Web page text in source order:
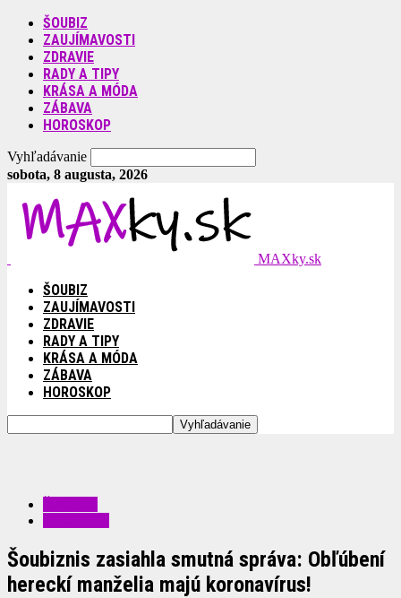
ŠOUBIZ
ZAUJÍMAVOSTI
ZDRAVIE
RADY A TIPY
KRÁSA A MÓDA
ZÁBAVA
HOROSKOP
Vyhľadávanie
sobota, 8 augusta, 2026
MAXky.sk
ŠOUBIZ
ZAUJÍMAVOSTI
ZDRAVIE
RADY A TIPY
KRÁSA A MÓDA
ZÁBAVA
HOROSKOP
Šoubiznis zasiahla smutná správa: Obľúbení
hereckí manželia majú koronavírus!